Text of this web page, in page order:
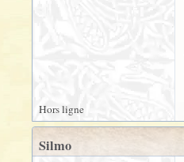
Hors ligne
Silmo